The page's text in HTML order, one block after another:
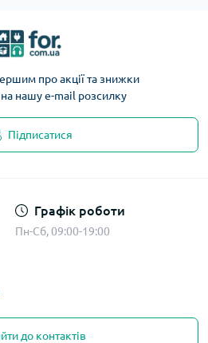
про акції та знижки
нашу e-mail розсилку
Підписатися
Графік роботи
Пн-Сб, 09:00-19:00
до контактів